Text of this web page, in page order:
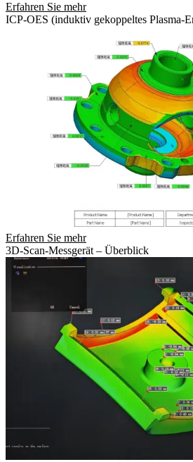
Erfahren Sie mehr
ICP-OES (induktiv gekoppeltes Plasma-
Erfahren Sie mehr
3D-Scan-Messgerät – Überblick